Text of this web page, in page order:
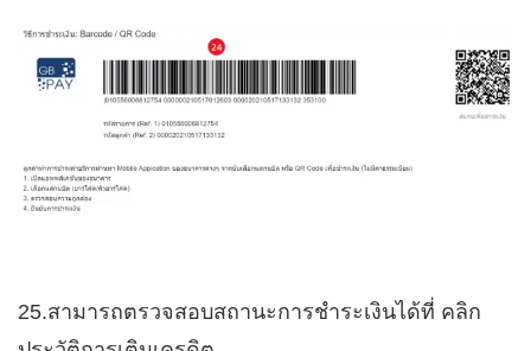
25.สามารถตรวจสอบสถานะการชำระเงินได้ที่ คลิก